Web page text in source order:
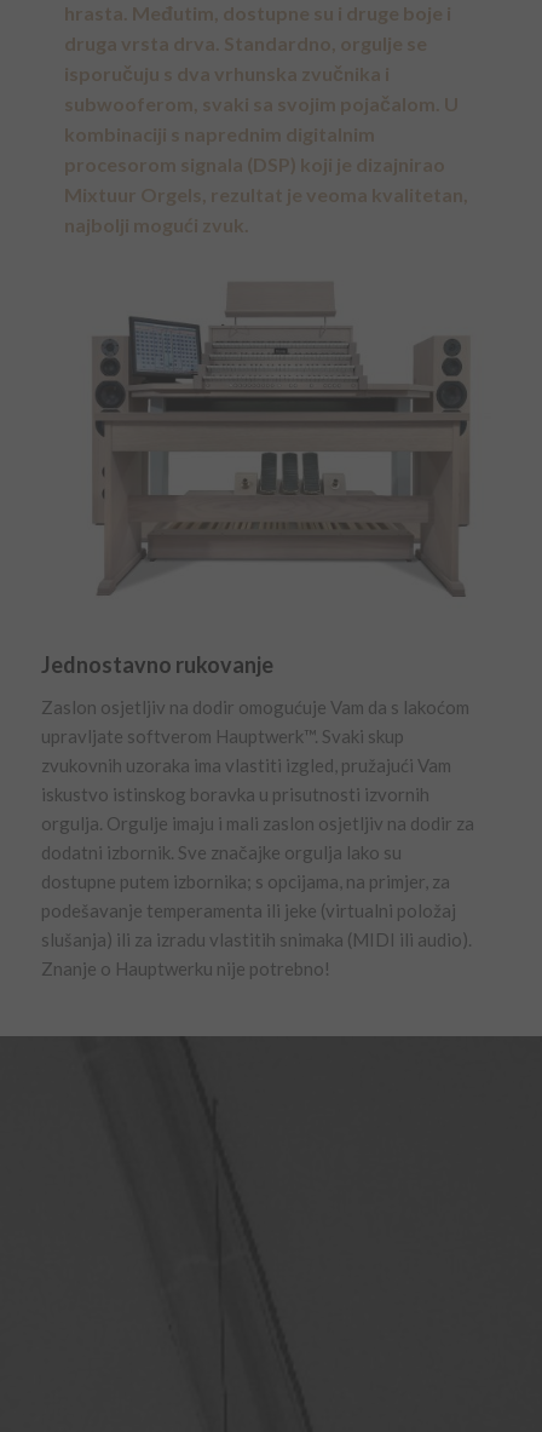
hrasta. Međutim, dostupne su i druge boje i
druga vrsta drva. Standardno, orgulje se
isporučuju s dva vrhunska zvučnika i
subwooferom, svaki sa svojim pojačalom. U
kombinaciji s naprednim digitalnim
procesorom signala (DSP) koji je dizajnirao
Mixtuur Orgels, rezultat je veoma kvalitetan,
najbolji mogući zvuk.
Jednostavno rukovanje
Zaslon osjetljiv na dodir omogućuje Vam da s lakoćom
upravljate softverom Hauptwerk™. Svaki skup
zvukovnih uzoraka ima vlastiti izgled, pružajući Vam
iskustvo istinskog boravka u prisutnosti izvornih
orgulja. Orgulje imaju i mali zaslon osjetljiv na dodir za
dodatni izbornik. Sve značajke orgulja lako su
dostupne putem izbornika; s opcijama, na primjer, za
podešavanje temperamenta ili jeke (virtualni položaj
slušanja) ili za izradu vlastitih snimaka (MIDI ili audio).
Znanje o Hauptwerku nije potrebno!